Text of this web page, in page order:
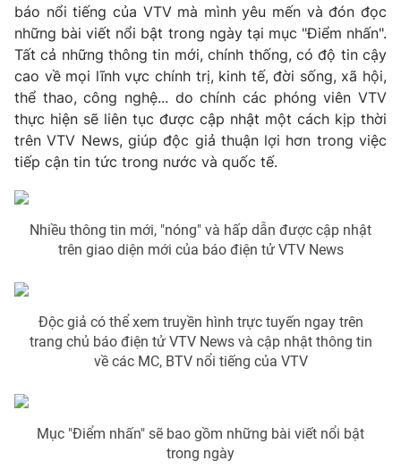
Tư vấn
Chuyên mục khác
Emagazine Podcast
Photo Infographic
Video
VTV Money VTV Thể thao
VTV Sức khoẻ
Thị trường 24h Tấm lòng Việt
VTV4
VTV9 VTV8
báo nổi tiếng của VTV mà mình yêu mến và đón đọc
những bài viết nổi bật trong ngày tại mục "Điểm nhấn".
Tất cả những thông tin mới, chính thống, có độ tin cậy
cao về mọi lĩnh vực chính trị, kinh tế, đời sống, xã hội,
thể thao, công nghệ... do chính các phóng viên VTV
thực hiện sẽ liên tục được cập nhật một cách kịp thời
trên VTV News, giúp độc giả thuận lợi hơn trong việc
tiếp cận tin tức trong nước và quốc tế.
Nhiều thông tin mới, "nóng" và hấp dẫn được cập nhật
trên giao diện mới của báo điện tử VTV News
Độc giả có thể xem truyền hình trực tuyến ngay trên
trang chủ báo điện tử VTV News và cập nhật thông tin
về các MC, BTV nổi tiếng của VTV
Mục "Điểm nhấn" sẽ bao gồm những bài viết nổi bật
trong ngày